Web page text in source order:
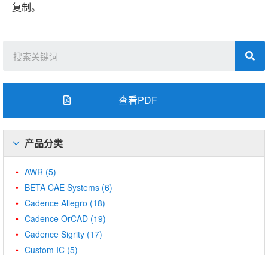
复制。
查看PDF
产品分类
AWR (5)
BETA CAE Systems (6)
Cadence Allegro (18)
Cadence OrCAD (19)
Cadence Sigrity (17)
Custom IC (5)